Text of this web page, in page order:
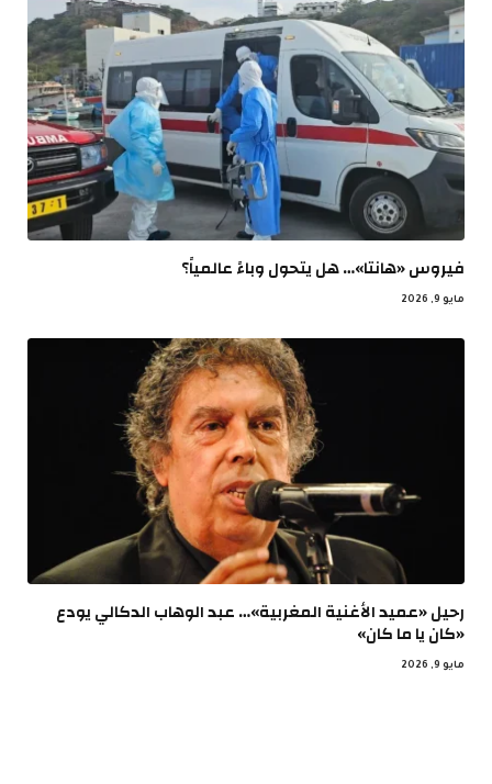
فيروس «هانتا»… هل يتحول وباءً عالمياً؟
مايو 9, 2026
رحيل «عميد الأغنية المغربية»… عبد الوهاب الدكالي يودع
«كان يا ما كان»
مايو 9, 2026